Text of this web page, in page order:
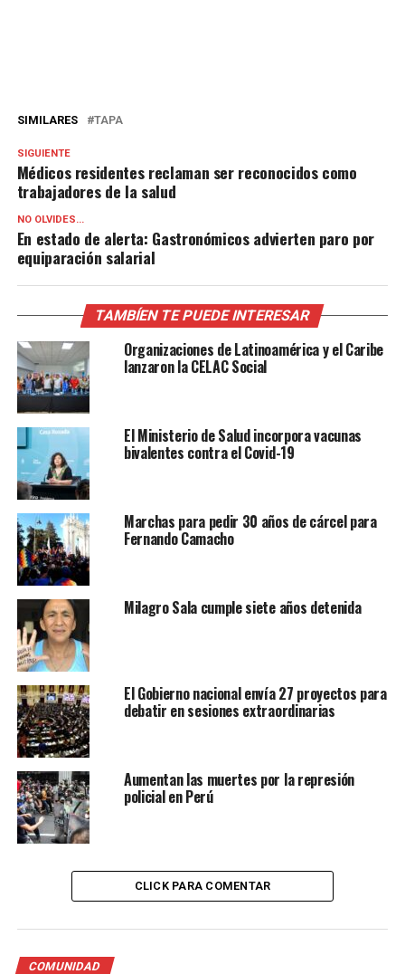
SIMILARES TAPA
SIGUIENTE
Médicos residentes reclaman ser reconocidos como
trabajadores de la salud
NO OLVIDES...
En estado de alerta: Gastronómicos advierten paro por
equiparación salarial
TAMBÍEN TE PUEDE INTERESAR
Organizaciones de Latinoamérica y el Caribe
lanzaron la CELAC Social
El Ministerio de Salud incorpora vacunas
bivalentes contra el Covid-19
Marchas para pedir 30 años de cárcel para
Fernando Camacho
Milagro Sala cumple siete años detenida
El Gobierno nacional envía 27 proyectos para
debatir en sesiones extraordinarias
Aumentan las muertes por la represión
policial en Perú
CLICK PARA COMENTAR
COMUNIDAD